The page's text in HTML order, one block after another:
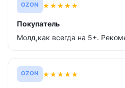
OZON ★★★★★
Покупатель
Молд,как всегда на 5+.
OZON ★★★★★